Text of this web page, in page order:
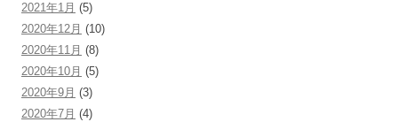
2021年1月 (5)
2020年12月 (10)
2020年11月 (8)
2020年10月 (5)
2020年9月 (3)
2020年7月 (4)